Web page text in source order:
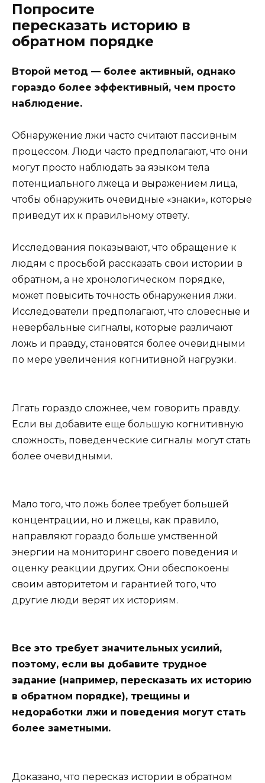
Попросите
пересказать историю в
обратном порядке
Второй метод — более активный, однако
гораздо более эффективный, чем просто
наблюдение.
Обнаружение лжи часто считают пассивным
процессом. Люди часто предполагают, что они
могут просто наблюдать за языком тела
потенциального лжеца и выражением лица,
чтобы обнаружить очевидные «знаки», которые
приведут их к правильному ответу.
Исследования показывают, что обращение к
людям с просьбой рассказать свои истории в
обратном, а не хронологическом порядке,
может повысить точность обнаружения лжи.
Исследователи предполагают, что словесные и
невербальные сигналы, которые различают
ложь и правду, становятся более очевидными
по мере увеличения когнитивной нагрузки.
Лгать гораздо сложнее, чем говорить правду.
Если вы добавите еще большую когнитивную
сложность, поведенческие сигналы могут стать
более очевидными.
Мало того, что ложь более требует большей
концентрации, но и лжецы, как правило,
направляют гораздо больше умственной
энергии на мониторинг своего поведения и
оценку реакции других. Они обеспокоены
своим авторитетом и гарантией того, что
другие люди верят их историям.
Все это требует значительных усилий,
поэтому, если вы добавите трудное
задание (например, пересказать их историю
в обратном порядке), трещины и
недоработки лжи и поведения могут стать
более заметными.
Доказано, что пересказ истории в обратном